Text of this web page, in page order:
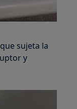
sujeta la
y